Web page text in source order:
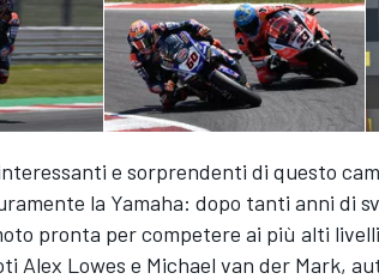
e sorprendenti di questo
la Yamaha: dopo tanti anni di
pronta per competere ai più alti
Alex Lowes e Michael van der Mark,